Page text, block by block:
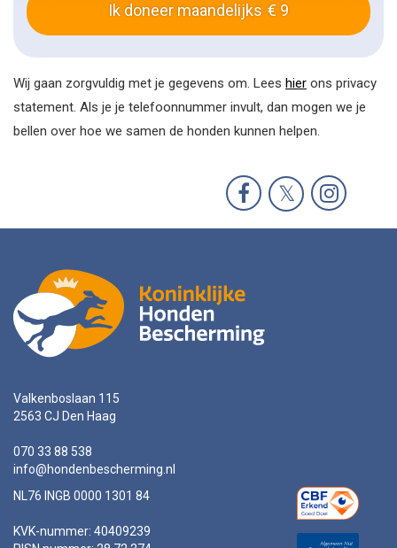
Ik doneer maandelijks 9
Wij gaan zorgvuldig met je gegevens om. Lees hier ons privacy
statement. Als je je telefoonnummer invult, dan mogen we je
bellen over hoe we samen de honden kunnen helpen.
Valkenboslaan 115
2563 CJ Den Haag
070 33 88 538
info@hondenbescherming.nl
NL76 INGB 0000 1301 84
KVK-nummer: 40409239